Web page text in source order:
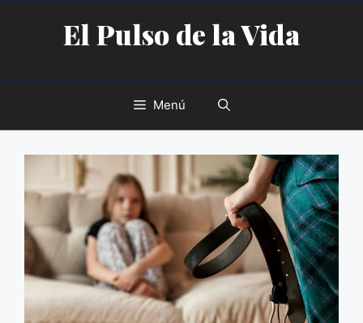
contenidoEl Pulso de la Vida
Menú